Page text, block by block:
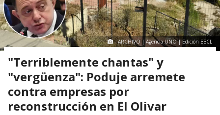
ARCHIVO | Agencia UNO | Edición BBCL
"Terriblemente chantas" y
"vergüenza": Poduje arremete
contra empresas por
reconstrucción en El Olivar